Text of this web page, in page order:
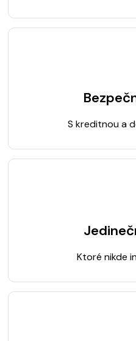
S kreditnou a
Ktoré nikde